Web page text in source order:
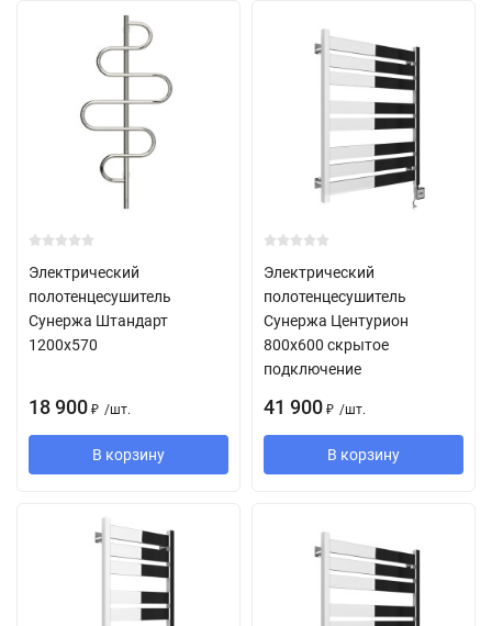
Электрический
полотенцесушитель
Сунержа Штандарт
1200x570
18 900 ₽ /шт.
В корзину
Электрический
полотенцесушитель
Сунержа Центурион
800х600 скрытое
подключение
41 900 ₽ /шт.
В корзину